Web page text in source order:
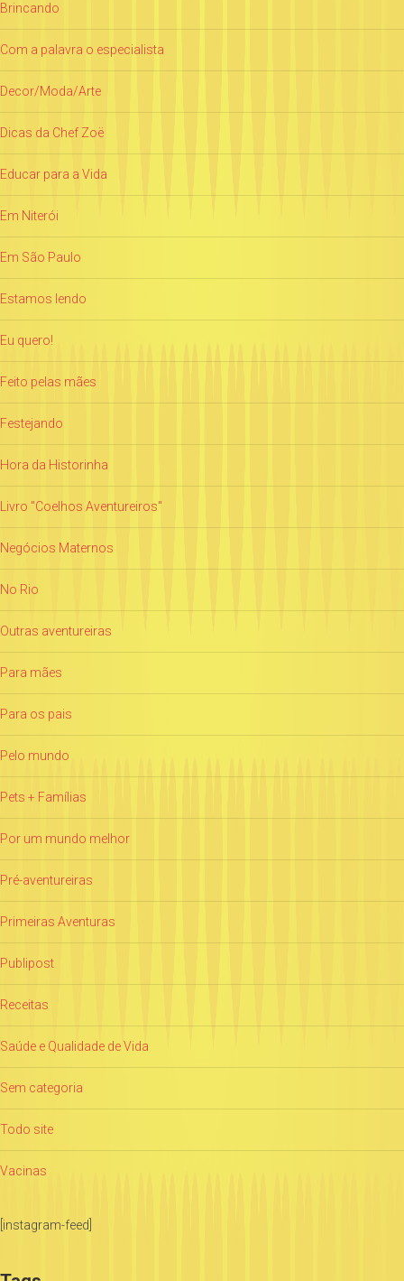
Brincando
Com a palavra o especialista
Decor/Moda/Arte
Dicas da Chef Zoë
Educar para a Vida
Em Niterói
Em São Paulo
Estamos lendo
Eu quero!
Feito pelas mães
Festejando
Hora da Historinha
Livro "Coelhos Aventureiros"
Negócios Maternos
No Rio
Outras aventureiras
Para mães
Para os pais
Pelo mundo
Pets + Famílias
Por um mundo melhor
Pré-aventureiras
Primeiras Aventuras
Publipost
Receitas
Saúde e Qualidade de Vida
Sem categoria
Todo site
Vacinas
[instagram-feed]